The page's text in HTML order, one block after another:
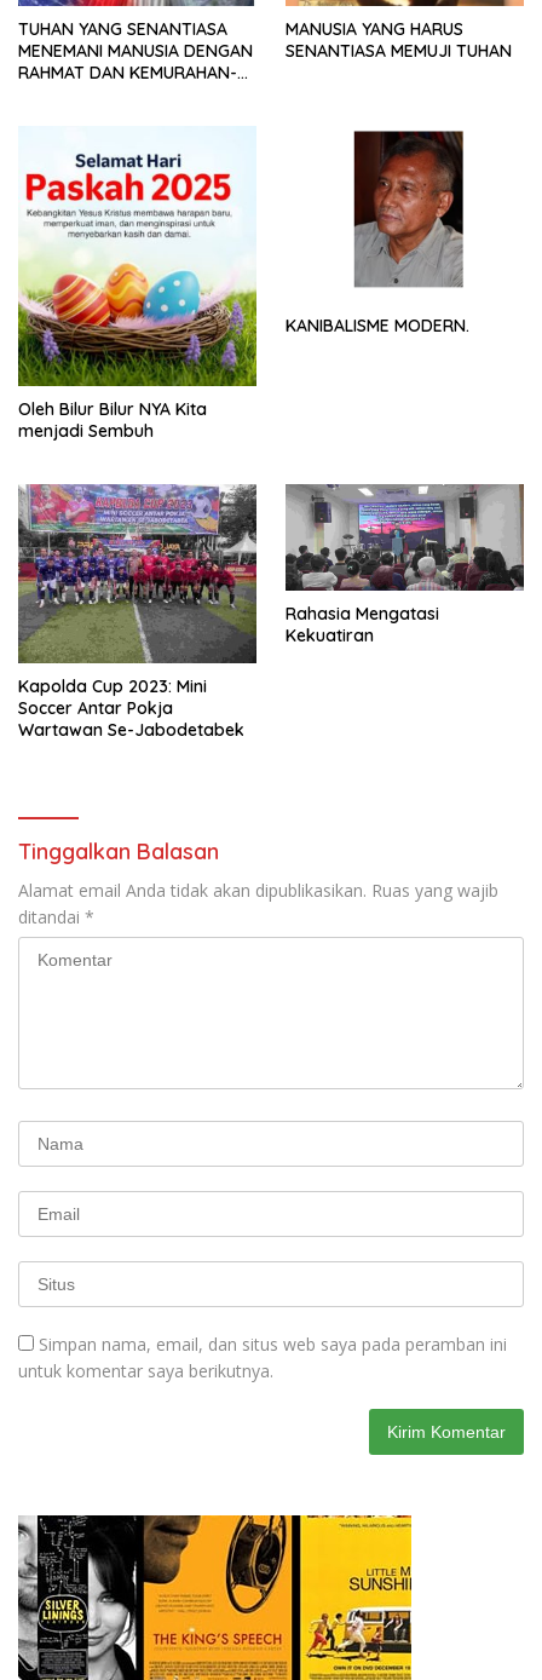
TUHAN YANG SENANTIASA
MENEMANI MANUSIA DENGAN
RAHMAT DAN KEMURAHAN-
MANUSIA YANG HARUS
SENANTIASA MEMUJI TUHAN
Oleh Bilur Bilur NYA Kita
menjadi Sembuh
KANIBALISME MODERN.
Kapolda Cup 2023: Mini
Soccer Antar Pokja
Wartawan Se-Jabodetabek
Rahasia Mengatasi
Kekuatiran
Tinggalkan Balasan
Alamat email Anda tidak akan dipublikasikan. Ruas yang wajib
ditandai *
Simpan nama, email, dan situs web saya pada peramban ini
untuk komentar saya berikutnya.